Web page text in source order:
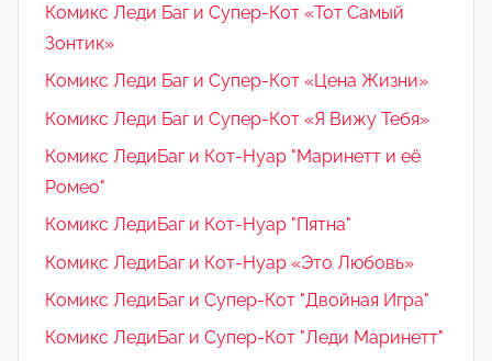
Комикс Леди Баг и Супер-Кот «Тот Самый
Зонтик»
Комикс Леди Баг и Супер-Кот «Цена Жизни»
Комикс Леди Баг и Супер-Кот «Я Вижу Тебя»
Комикс ЛедиБаг и Кот-Нуар "Маринетт и её
Ромео"
Комикс ЛедиБаг и Кот-Нуар "Пятна"
Комикс ЛедиБаг и Кот-Нуар «Это Любовь»
Комикс ЛедиБаг и Супер-Кот "Двойная Игра"
Комикс ЛедиБаг и Супер-Кот "Леди Маринетт"